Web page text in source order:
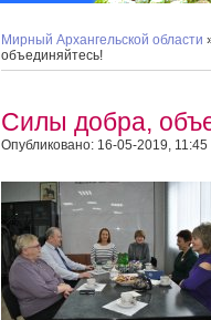
Мирный Архангельской области
объединяйтесь!
Силы добра,
Опубликовано: 16-05-2019, 11:45